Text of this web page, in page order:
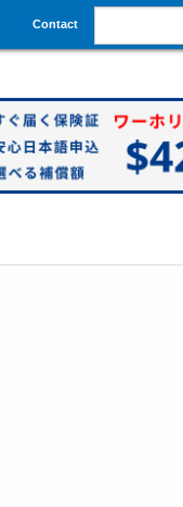
Contact